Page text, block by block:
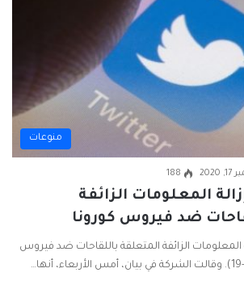
منوعات
188
المعلومات الزائفة
ضد فيروس كورونا
المعلومات الزائفة المتعلقة باللقاحات ضد فيروس